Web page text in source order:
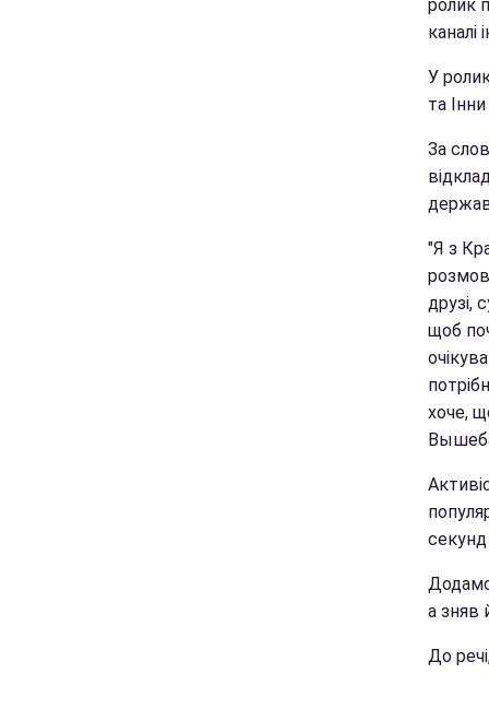
ролик
каналі
У
та
За
"Я з
друзі,
щоб
хоче,
а зняв
До